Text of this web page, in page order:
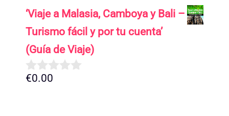
e
5
‘Viaje a Malasia, Camboya y Bali –
Turismo fácil y por tu cuenta’
(Guía de Viaje)
0
€0.00